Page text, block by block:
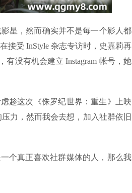
影星，然而确实并不是每一个影人都
接受 InStyle 杂志专访时，史嘉莉再
有没有机会建立 Instagram 帐号，她
趁这次《侏罗纪世界：重生》上映
力，然而我会去想，加入社群依旧
个真正喜欢社群媒体的人，那么我